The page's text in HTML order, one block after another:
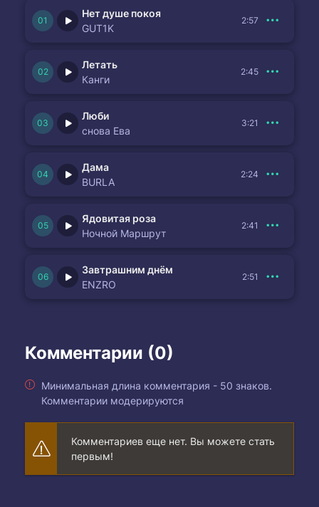
Нет душе покоя
GUT1K
2:57
Летать
Канги
2:45
Люби
снова Ева
3:21
Дама
BURLA
2:24
Ядовитая роза
Ночной Маршрут
2:41
Завтрашним днём
ENZRO
2:51
Комментарии (0)
Минимальная длина комментария - 50 знаков.
Комментарии модерируются
Комментариев еще нет. Вы можете стать
первым!